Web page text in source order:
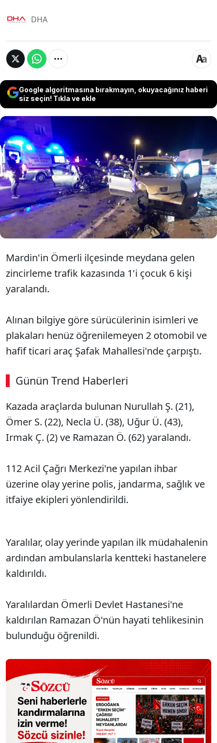
DHA
Google algoritmasına bırakmayın, okuyacağınız haberi
siz seçin! Tıkla ve ekle
Mardin'de gerçekleşen
zincirleme kazada 1'i ağır 6
kişi yaralandı.
Mardin'in Ömerli ilçesinde meydana gelen
zincirleme trafik kazasında 1'i çocuk 6 kişi
yaralandı.
Alınan bilgiye göre sürücülerinin isimleri ve
plakaları henüz öğrenilemeyen 2 otomobil ve
hafif ticari araç Şafak Mahallesi'nde çarpıştı.
Günün Trend Haberleri
SÖZCÜ SON DAKİKA
Kazada araçlarda bulunan Nurullah Ş. (21),
Ömer S. (22), Necla Ü. (38), Uğur Ü. (43),
Irmak Ç. (2) ve Ramazan Ö. (62) yaralandı.
112 Acil Çağrı Merkezi'ne yapılan ihbar
üzerine olay yerine polis, jandarma, sağlık ve
itfaiye ekipleri yönlendirildi.
Yaralılar, olay yerinde yapılan ilk müdahalenin
ardından ambulanslarla kentteki hastanelere
kaldırıldı.
Yaralılardan Ömerli Devlet Hastanesi'ne
kaldırılan Ramazan Ö'nün hayati tehlikesinin
bulunduğu öğrenildi.